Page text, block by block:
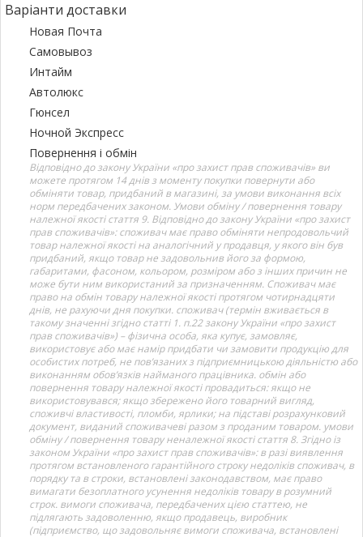
Варіанти доставки
Новая Почта
Самовывоз
Интайм
Автолюкс
Гюнсел
Ночной Экспресс
Повернення і обмін
Відповідно до закону України «про захист прав споживачів» ви
можете протягом 14 днів з моменту покупки повернути або
обміняти товар, придбаний в магазині, за умови виконання всіх
норм передбачених законом. Умови обміну / повернення товару
належної якості стаття 9. Відповідно до закону України «про захист
прав споживачів»: споживач має право обміняти непродовольчий
товар належної якості на аналогічний у продавця, у якого він був
придбаний, якщо товар не задовольнив його за формою,
габаритами, фасоном, кольором, розміром або з інших причин не
може бути ним використаний за призначенням. Споживач має
право на обмін товару належної якості протягом чотирнадцяти
днів, не рахуючи дня покупки. споживач (термін вживається в
такому значенні згідно статті 1. п.22 закону України «про захист
прав споживачів») – фізична особа, яка купує, замовляє,
використовує або має намір придбати чи замовити продукцію для
особистих потреб, не пов’язаних з підприємницькою діяльністю або
виконанням обов’язків найманого працівника. обмін або
повернення товару належної якості провадиться: якщо не
використовувався; якщо збережено його товарний вигляд,
споживчі властивості, пломби, ярлики; на підставі розрахунковий
документ, виданий споживачеві разом з проданим товаром. умови
обміну / повернення товару неналежної якості стаття 8. Згідно із
законом України «про захист прав споживачів»: в разі виявлення
протягом встановленого гарантійного строку недоліків споживач, в
порядку та в строки, встановлені законодавством, має право
вимагати безоплатного усунення недоліків товару в розумний
строк. вимоги споживача, передбачених цією статтею, не
підлягають задоволенню, якщо продавець, виробник
(підприємство, що задовольняє вимоги споживача, встановлені